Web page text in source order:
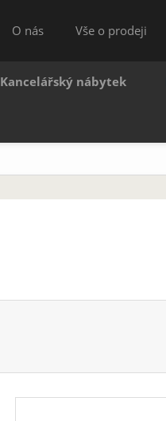
O nás Vše o prodeji
Kancelářský nábytek